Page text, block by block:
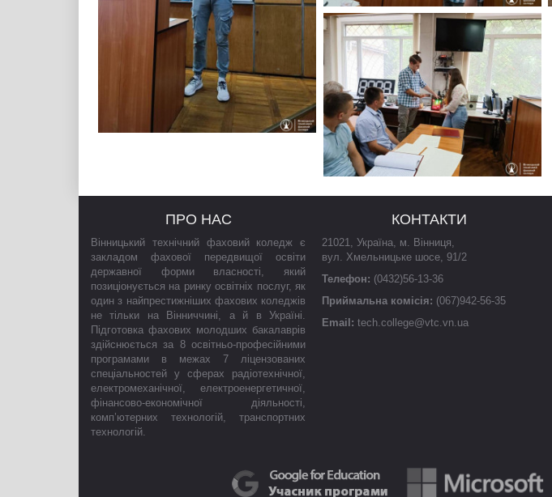
ПРО НАС
Вінницький технічний фаховий коледж є
закладом фахової передвищої освіти
державної форми власності, який
позиціонується на ринку освітніх послуг, як
один з найпрестижніших фахових коледжів
не тільки на Вінниччині, а й в Україні.
Підготовка фахових молодших бакалаврів
здійснюється за 8 освітньо-професійними
програмами в межах 7 ліцензованих
спеціальностей у сферах радіотехнічної,
електромеханічної, електроенергетичної,
фінансово-економічної діяльності,
комп’ютерних технологій, транспортних
технологій.
КОНТАКТИ
21021, Україна, м. Вінниця,
вул. Хмельницьке шосе, 91/2
Телефон: (0432)56-13-36
Приймальна комісія: (067)942-56-35
Email: tech.college@vtc.vn.ua